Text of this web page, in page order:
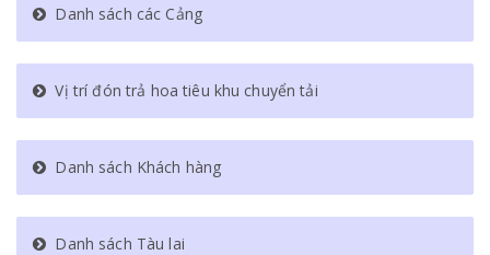
Danh sách các Cảng
Vị trí đón trả hoa tiêu khu chuyển tải
Danh sách Khách hàng
Danh sách Tàu lai